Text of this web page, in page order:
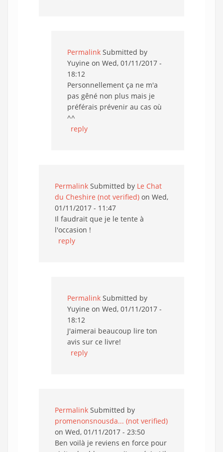
Permalink Submitted by
Yuyine on Wed, 01/11/2017 -
18:12
Personnellement ça ne m'a
pas gêné non plus mais je
préférais prévenir au cas où
^^
reply
Permalink Submitted by Le Chat
du Cheshire (not verified) on Wed,
01/11/2017 - 11:47
Il faudrait que je le tente à
l'occasion !
reply
Permalink Submitted by
Yuyine on Wed, 01/11/2017 -
18:12
J'aimerai beaucoup lire ton
avis sur ce livre!
reply
Permalink Submitted by
promenonsnousda... (not verified)
on Wed, 01/11/2017 - 23:50
Ben voilà je reviens en force pour